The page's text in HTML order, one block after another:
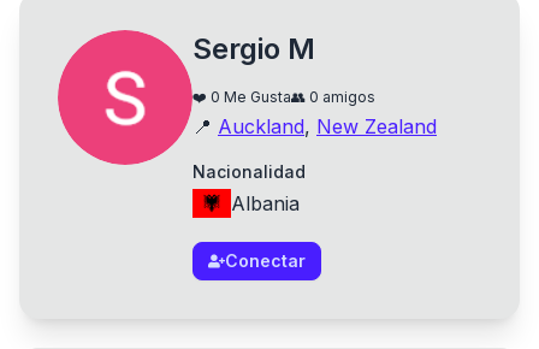
Sergio M
❤️ 0 Me Gusta👥 0 amigos
📍 Auckland, New Zealand
Nacionalidad
Albania
Conectar